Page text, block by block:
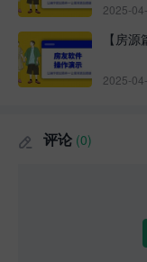
2025-
【房
2025-
 评论 (0)